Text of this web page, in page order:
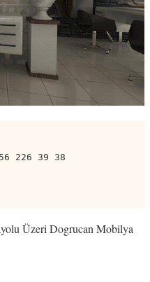
226 39 38
Üzeri Dogrucan Mobilya